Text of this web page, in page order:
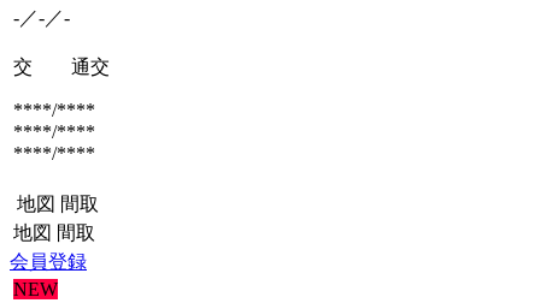
-／-／-
交 通交
****/****
****/****
****/****
地図 間取
地図 間取
会員登録
NEW